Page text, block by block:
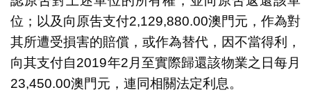
位；以及向原吿支付2,129,880.00澳門元，作為對
其所遭受損害的賠償，或作為替代，因不當得利，
向其支付自2019年2月至實際歸還該物業之日每月
23,450.00澳門元，連同相關法定利息。